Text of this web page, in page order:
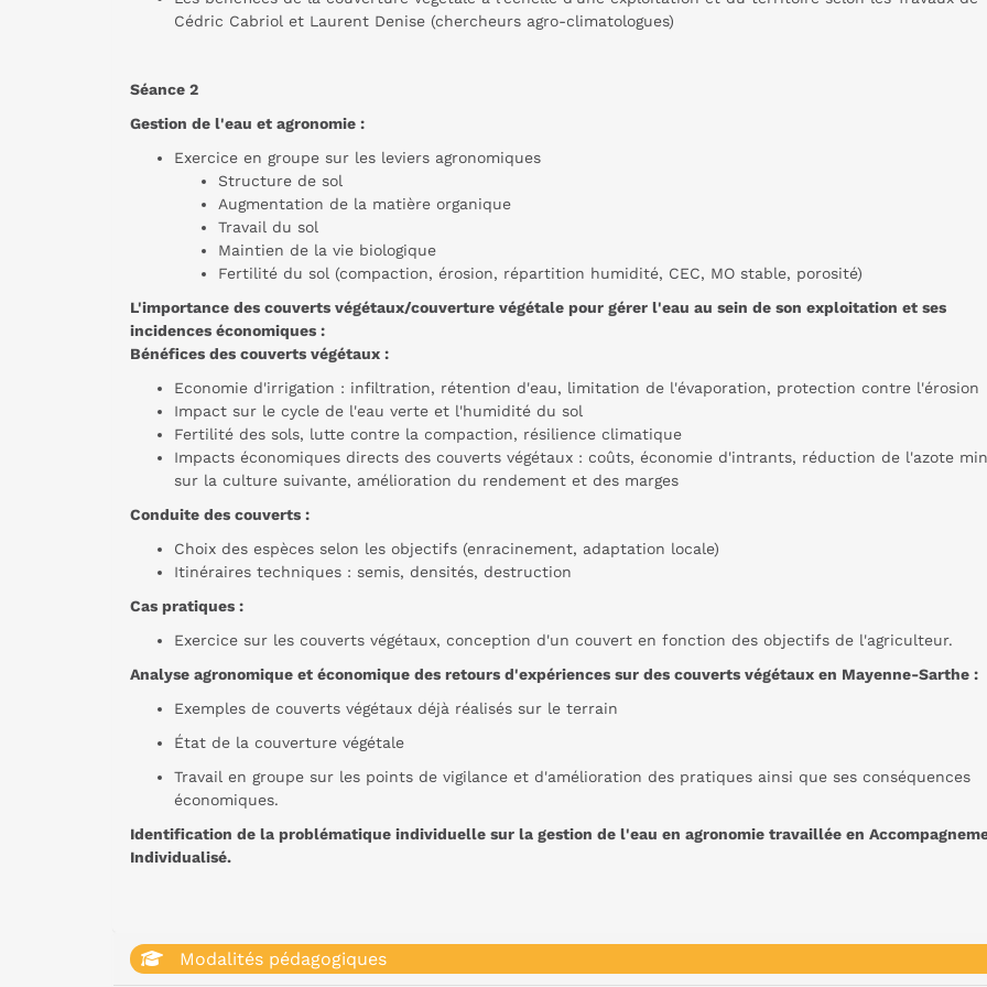
Cédric Cabriol et Laurent Denise (chercheurs agro-climatologues)
Séance 2
Gestion de l'eau et agronomie :
Exercice en groupe sur les leviers agronomiques
Structure de sol
Augmentation de la matière organique
Travail du sol
Maintien de la vie biologique
Fertilité du sol (compaction, érosion, répartition humidité, CEC, MO stable, porosité)
L'importance des couverts végétaux/couverture végétale pour gérer l'eau au sein de son exploitation et ses
incidences économiques :
Bénéfices des couverts végétaux :
Economie d'irrigation : infiltration, rétention d'eau, limitation de l'évaporation, protection contre l'érosion
Impact sur le cycle de l'eau verte et l'humidité du sol
Fertilité des sols, lutte contre la compaction, résilience climatique
Impacts économiques directs des couverts végétaux : coûts, économie d'intrants, réduction de l'azote
sur la culture suivante, amélioration du rendement et des marges
Conduite des couverts :
Choix des espèces selon les objectifs (enracinement, adaptation locale)
Itinéraires techniques : semis, densités, destruction
Cas pratiques :
Exercice sur les couverts végétaux, conception d'un couvert en fonction des objectifs de l'agriculteur.
Analyse agronomique et économique des retours d'expériences sur des couverts végétaux en Mayenne-Sarthe :
Exemples de couverts végétaux déjà réalisés sur le terrain
État de la couverture végétale
Travail en groupe sur les points de vigilance et d'amélioration des pratiques ainsi que ses conséquences
économiques.
Identification de la problématique individuelle sur la gestion de l'eau en agronomie travaillée en
Individualisé.
Modalités pédagogiques